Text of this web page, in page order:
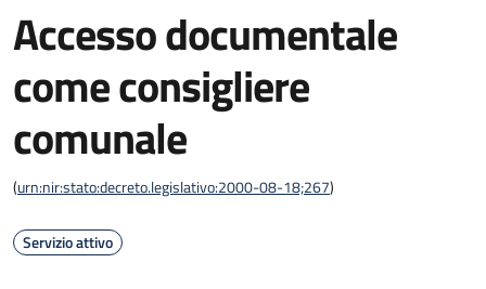
Accesso documentale
come consigliere
comunale
(urn:nir:stato:decreto.legislativo:2000-08-18;267)
Servizio attivo